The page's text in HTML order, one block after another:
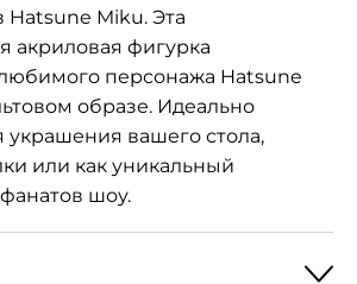
Hatsune Miku. Эта
акриловая фигурка
персонажа Hatsune
образе. Идеально
украшения вашего стола,
или как уникальный
шоу.